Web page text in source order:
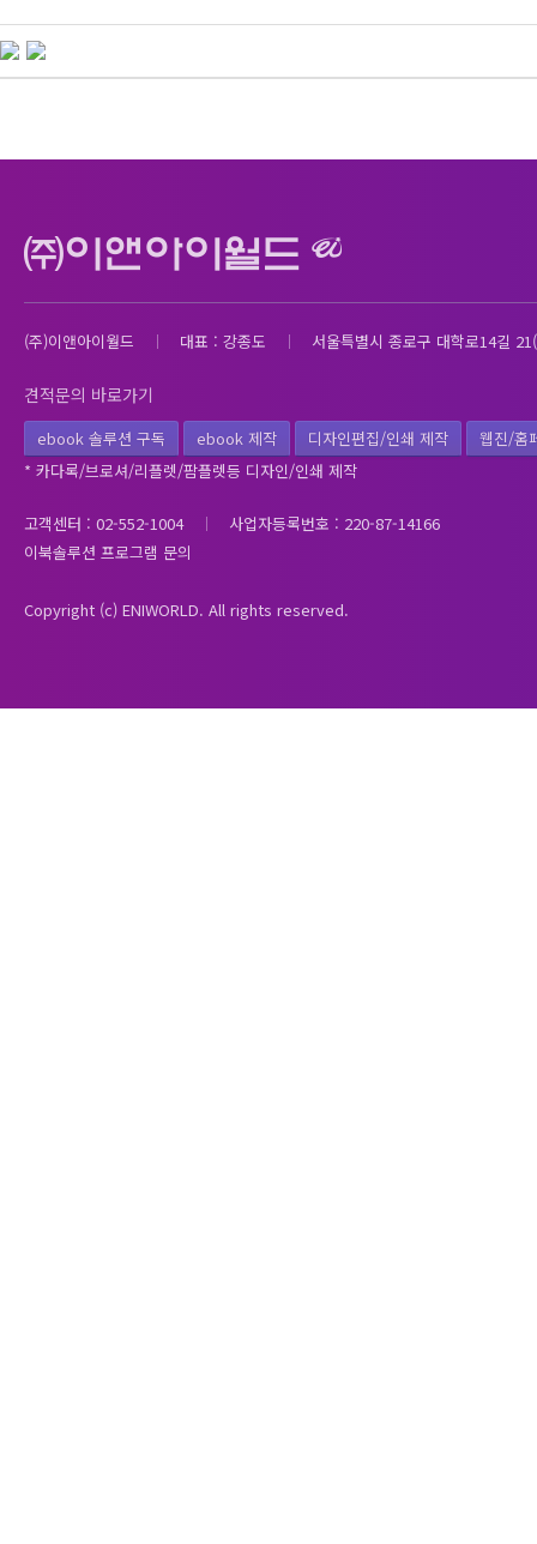
(주)이앤아이월드 대표 : 강종도 서울특별시 종로구 대학로14길
견적문의 바로가기
ebook 솔루션 구독 ebook 제작 디자인편집/인쇄 제작
웹진/홈
* 카다록/브로셔/리플렛/팜플렛등 디자인/인쇄 제작
고객센터 : 02-552-1004
사업자등록번호 : 220-87-14166
이북솔루션 프로그램 문의
Copyright (c) ENIWORLD. All rights reserved.